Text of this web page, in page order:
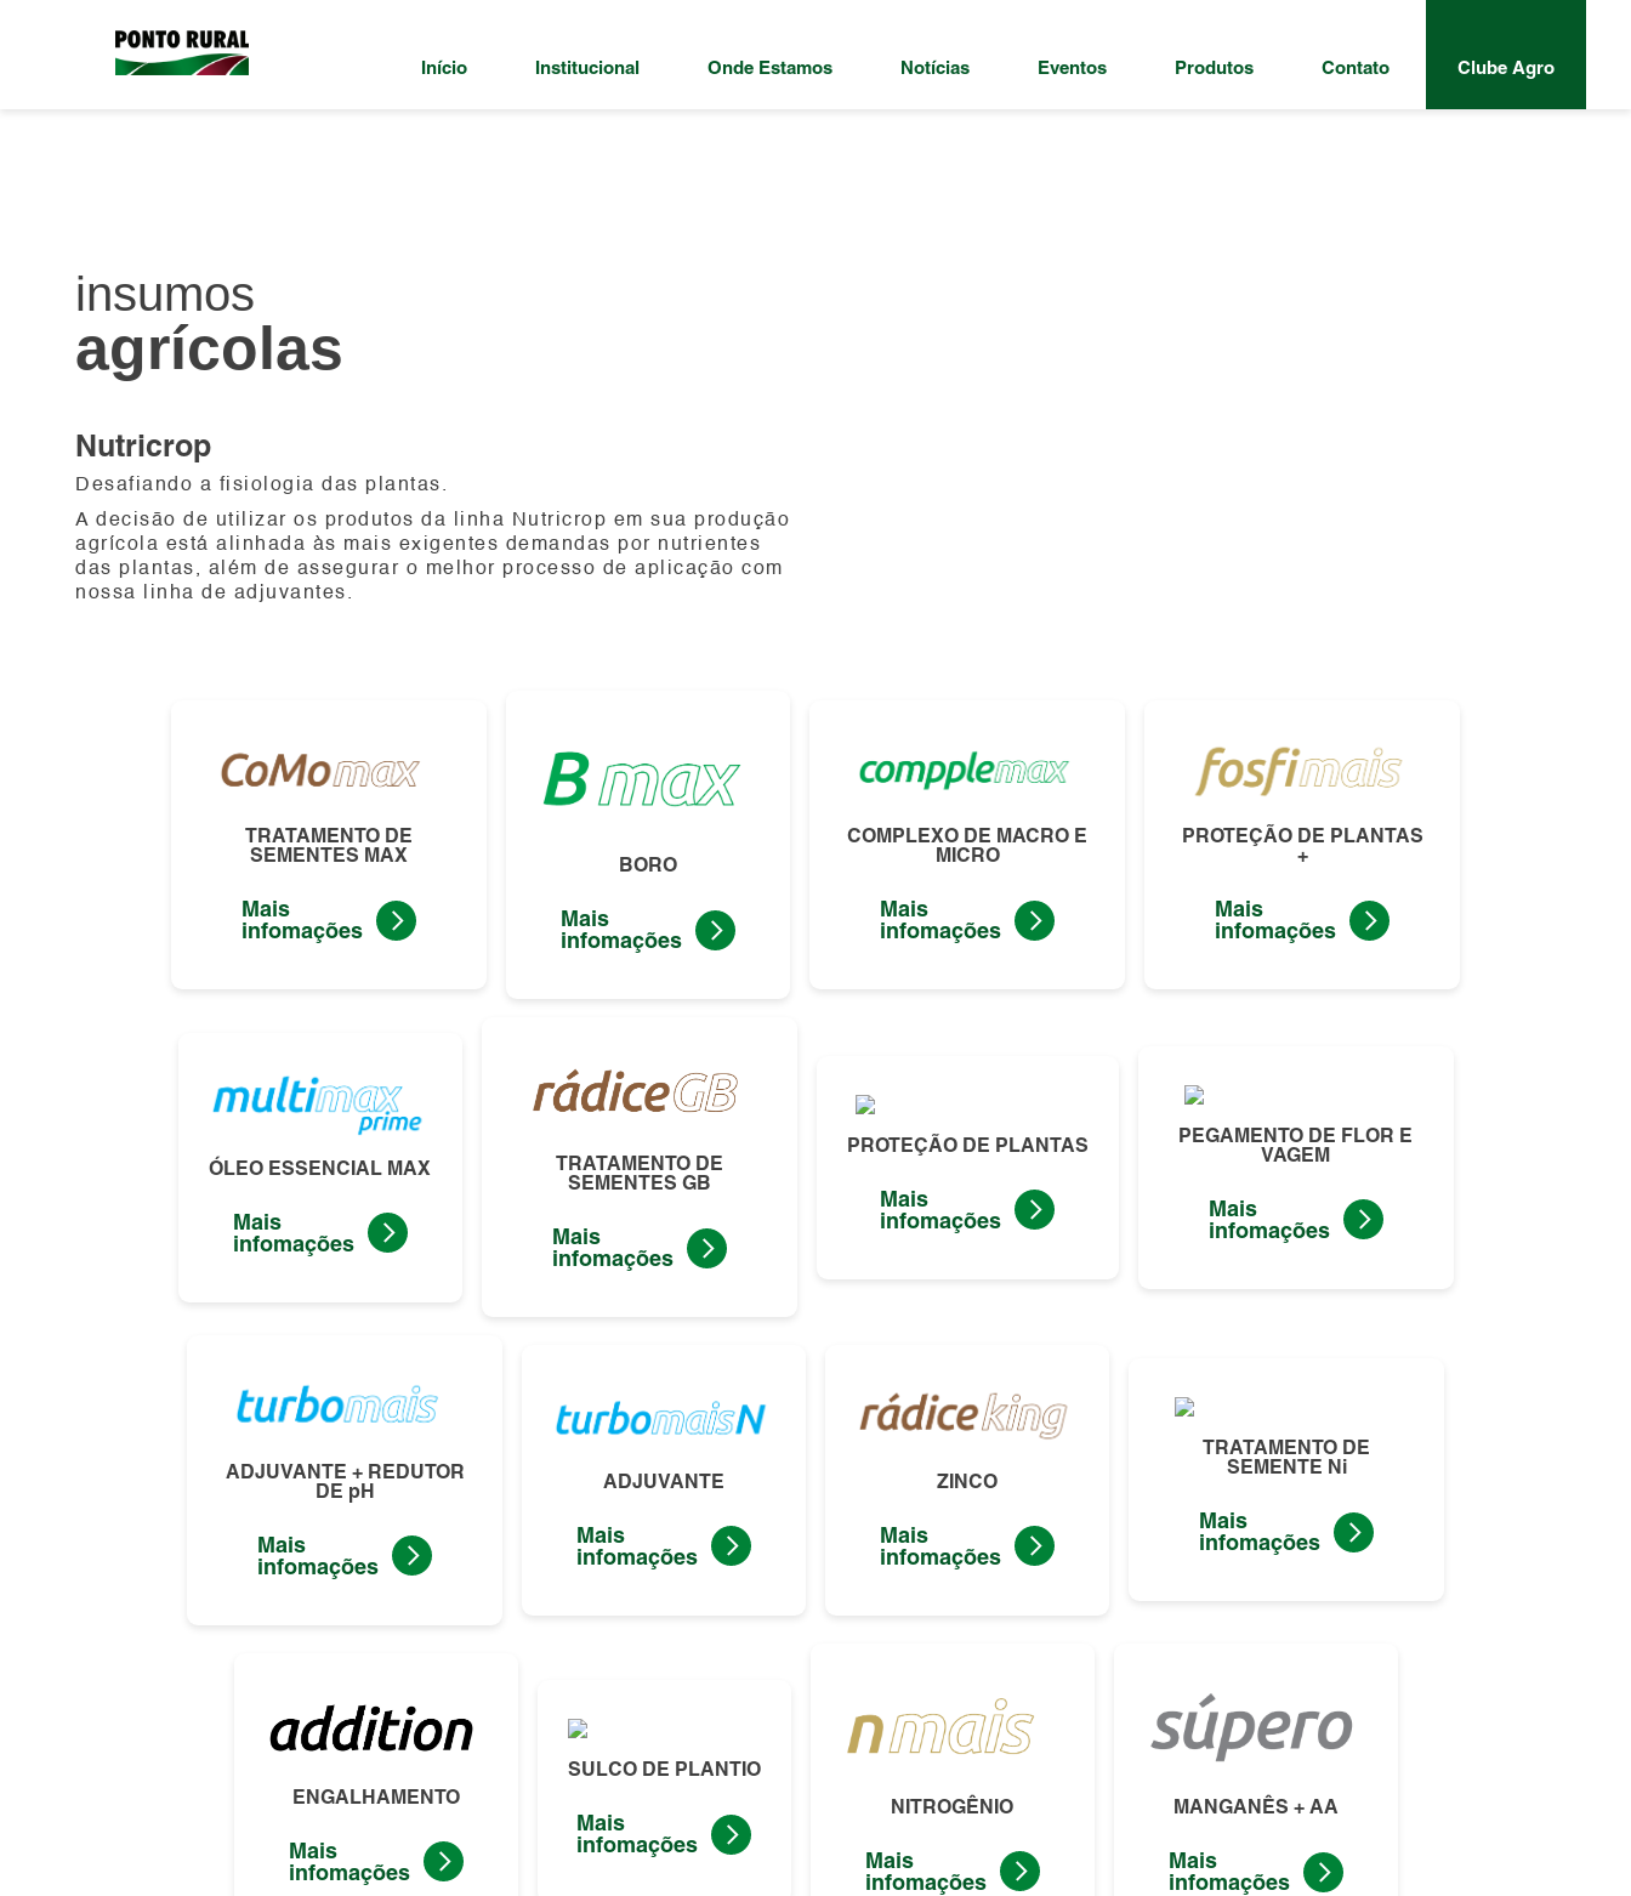
Início Institucional Onde Estamos Notícias Eventos Produtos Contato Clube Agro
insumos
agrícolas
Nutricrop
Desafiando a fisiologia das plantas.
A decisão de utilizar os produtos da linha Nutricrop em sua produção
agrícola está alinhada às mais exigentes demandas por nutrientes
das plantas, além de assegurar o melhor processo de aplicação com
nossa linha de adjuvantes.
TRATAMENTO DE
SEMENTES MAX
Mais
infomações
BORO
Mais
infomações
COMPLEXO DE MACRO E
MICRO
Mais
infomações
PROTEÇÃO DE PLANTAS
+
Mais
infomações
ÓLEO ESSENCIAL MAX
Mais
infomações
TRATAMENTO DE
SEMENTES GB
Mais
infomações
PROTEÇÃO DE PLANTAS
Mais
infomações
PEGAMENTO DE FLOR E
VAGEM
Mais
infomações
ADJUVANTE + REDUTOR
DE pH
Mais
infomações
ADJUVANTE
Mais
infomações
ZINCO
Mais
infomações
TRATAMENTO DE
SEMENTE Ni
Mais
infomações
ENGALHAMENTO
Mais
infomações
SULCO DE PLANTIO
Mais
infomações
NITROGÊNIO
Mais
infomações
MANGANÊS + AA
Mais
infomações